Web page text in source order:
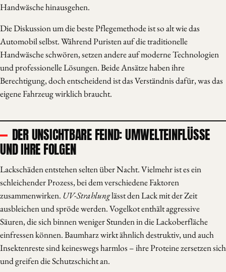
Handwäsche hinausgehen.
Die Diskussion um die beste Pflegemethode ist so alt wie das
Automobil selbst. Während Puristen auf die traditionelle
Handwäsche schwören, setzen andere auf moderne Technologien
und professionelle Lösungen. Beide Ansätze haben ihre
Berechtigung, doch entscheidend ist das Verständnis dafür, was das
eigene Fahrzeug wirklich braucht.
DER UNSICHTBARE FEIND: UMWELTEINFLÜSSE
UND IHRE FOLGEN
Lackschäden entstehen selten über Nacht. Vielmehr ist es ein
schleichender Prozess, bei dem verschiedene Faktoren
zusammenwirken. UV-Strahlunglässt den Lack mit der Zeit
ausbleichen und spröde werden. Vogelkot enthält aggressive
Säuren, die sich binnen weniger Stunden in die Lackoberfläche
einfressen können. Baumharz wirkt ähnlich destruktiv, und auch
Insektenreste sind keineswegs harmlos – ihre Proteine zersetzen sich
und greifen die Schutzschicht an.